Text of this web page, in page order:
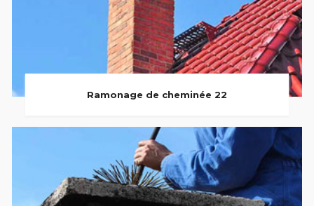
Ramonage de cheminée 22